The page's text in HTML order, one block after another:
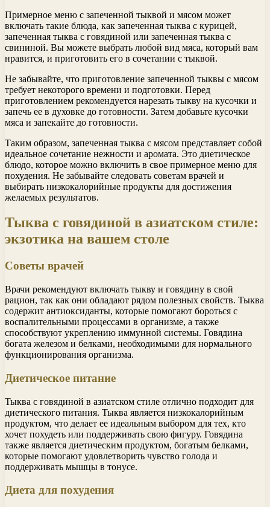
Примерное меню с запеченной тыквой и мясом может
включать такие блюда, как запеченная тыква с курицей,
запеченная тыква с говядиной или запеченная тыква с
свининой. Вы можете выбрать любой вид мяса, который вам
нравится, и приготовить его в сочетании с тыквой.
Не забывайте, что приготовление запеченной тыквы с мясом
требует некоторого времени и подготовки. Перед
приготовлением рекомендуется нарезать тыкву на кусочки и
запечь ее в духовке до готовности. Затем добавьте кусочки
мяса и запекайте до готовности.
Таким образом, запеченная тыква с мясом представляет собой
идеальное сочетание нежности и аромата. Это диетическое
блюдо, которое можно включить в свое примерное меню для
похудения. Не забывайте следовать советам врачей и
выбирать низкокалорийные продукты для достижения
желаемых результатов.
Тыква с говядиной в азиатском стиле:
экзотика на вашем столе
Советы врачей
Врачи рекомендуют включать тыкву и говядину в свой
рацион, так как они обладают рядом полезных свойств. Тыква
содержит антиоксиданты, которые помогают бороться с
воспалительными процессами в организме, а также
способствуют укреплению иммунной системы. Говядина
богата железом и белками, необходимыми для нормального
функционирования организма.
Диетическое питание
Тыква с говядиной в азиатском стиле отлично подходит для
диетического питания. Тыква является низкокалорийным
продуктом, что делает ее идеальным выбором для тех, кто
хочет похудеть или поддерживать свою фигуру. Говядина
также является диетическим продуктом, богатым белками,
которые помогают удовлетворить чувство голода и
поддерживать мышцы в тонусе.
Диета для похудения